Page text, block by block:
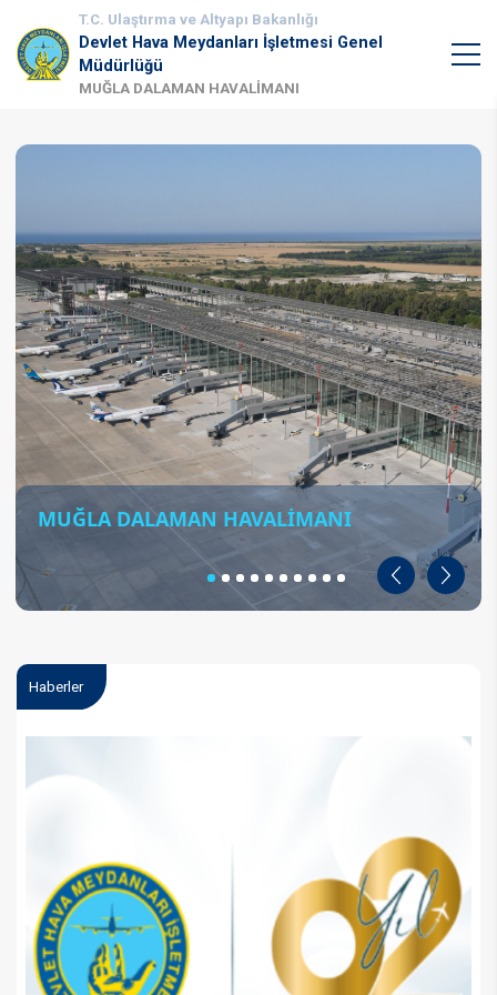
T.C. Ulaştırma ve Altyapı Bakanlığı
Devlet Hava Meydanları İşletmesi Genel
Müdürlüğü
MUĞLA DALAMAN HAVALİMANI
MUĞLA DALAMAN HAVALİMANI
Geri İleri
Haberler